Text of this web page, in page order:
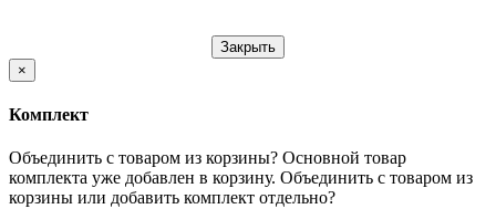
Закрыть
×
Комплект
Объединить с товаром из корзины? Основной товар
комплекта уже добавлен в корзину. Объединить с товаром из
корзины или добавить комплект отдельно?